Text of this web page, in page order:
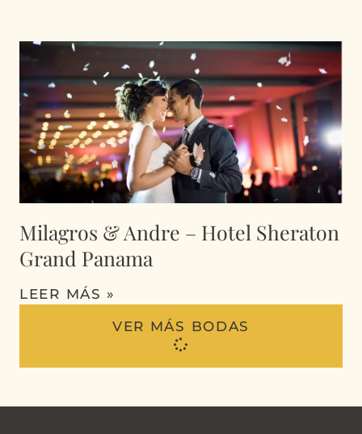
Milagros & Andre – Hotel Sheraton
Grand Panama
LEER MÁS »
VER MÁS BODAS